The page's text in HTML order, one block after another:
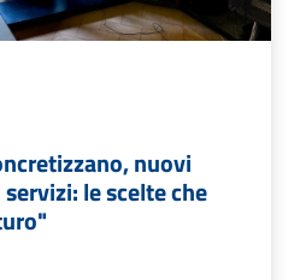
nuovi
le scelte che